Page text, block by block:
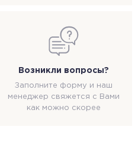
Возникли вопросы?
Заполните форму и наш
менеджер свяжется с Вами
как можно скорее